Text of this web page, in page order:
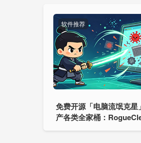
软件推荐
免费开源「电脑流氓克星
产各类全家桶：